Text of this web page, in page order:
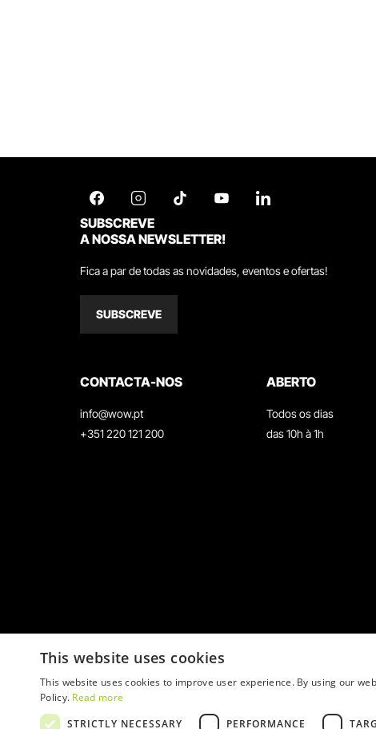
SUBSCREVE
A NOSSA NEWSLETTER!
Fica a par de todas as novidades, eventos e ofertas!
SUBSCREVE
CONTACTA-NOS
info@wow.pt
+351 220 121 200
ABERTO
Todos os dias
das 10h à 1h
This website uses cookies
This website uses cookies to improve user experience. By using our
Policy. Read more
STRICTLY NECESSARY
PERFORMANCE